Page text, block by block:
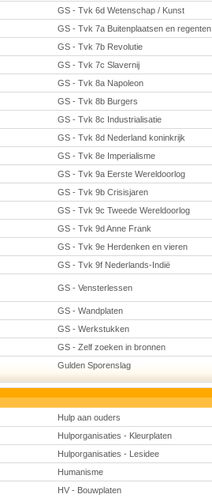
GS - Tvk 6d Wetenschap / Kunst
GS - Tvk 7a Buitenplaatsen en regenten
GS - Tvk 7b Revolutie
GS - Tvk 7c Slavernij
GS - Tvk 8a Napoleon
GS - Tvk 8b Burgers
GS - Tvk 8c Industrialisatie
GS - Tvk 8d Nederland koninkrijk
GS - Tvk 8e Imperialisme
GS - Tvk 9a Eerste Wereldoorlog
GS - Tvk 9b Crisisjaren
GS - Tvk 9c Tweede Wereldoorlog
GS - Tvk 9d Anne Frank
GS - Tvk 9e Herdenken en vieren
GS - Tvk 9f Nederlands-Indië
GS - Vensterlessen
GS - Wandplaten
GS - Werkstukken
GS - Zelf zoeken in bronnen
Gulden Sporenslag
Hulp aan ouders
Hulporganisaties - Kleurplaten
Hulporganisaties - Lesidee
Humanisme
HV - Bouwplaten